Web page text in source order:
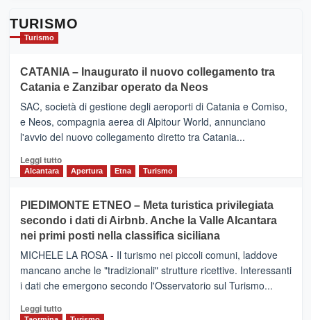
TURISMO
Turismo
CATANIA – Inaugurato il nuovo collegamento tra
Catania e Zanzibar operato da Neos
SAC, società di gestione degli aeroporti di Catania e Comiso,
e Neos, compagnia aerea di Alpitour World, annunciano
l'avvio del nuovo collegamento diretto tra Catania...
Leggi tuttoLeggi
CATANIA
–
Inaugurato
il
nuovo
collegamento
tra
e
Alcantara Apertura Etna Turismo
PIEDIMONTE ETNEO – Meta turistica privilegiata
secondo i dati di Airbnb. Anche la Valle Alcantara
nei primi posti nella classifica siciliana
MICHELE LA ROSA - Il turismo nei piccoli comuni, laddove
mancano anche le "tradizionali" strutture ricettive. Interessanti
i dati che emergono secondo l'Osservatorio sul Turismo...
Leggi tuttoLeggi